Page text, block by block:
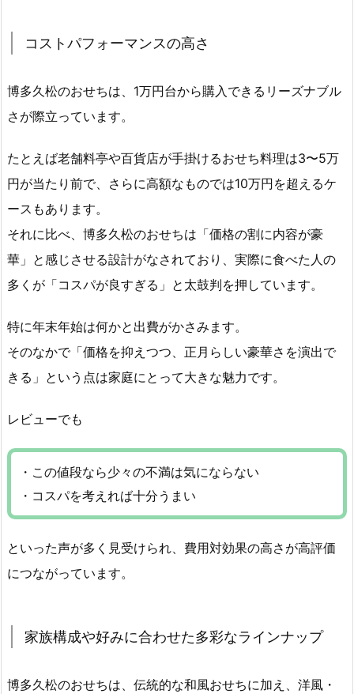
コストパフォーマンスの高さ
博多久松のおせちは、1万円台から購入できるリーズナブル
さが際立っています。
たとえば老舗料亭や百貨店が手掛けるおせち料理は3〜5万
円が当たり前で、さらに高額なものでは10万円を超えるケ
ースもあります。
それに比べ、博多久松のおせちは「価格の割に内容が豪
華」と感じさせる設計がなされており、実際に食べた人の
多くが「コスパが良すぎる」と太鼓判を押しています。
特に年末年始は何かと出費がかさみます。
そのなかで「価格を抑えつつ、正月らしい豪華さを演出で
きる」という点は家庭にとって大きな魅力です。
レビューでも
・この値段なら少々の不満は気にならない
・コスパを考えれば十分うまい
といった声が多く見受けられ、費用対効果の高さが高評価
につながっています。
家族構成や好みに合わせた多彩なラインナップ
博多久松のおせちは、伝統的な和風おせちに加え、洋風・